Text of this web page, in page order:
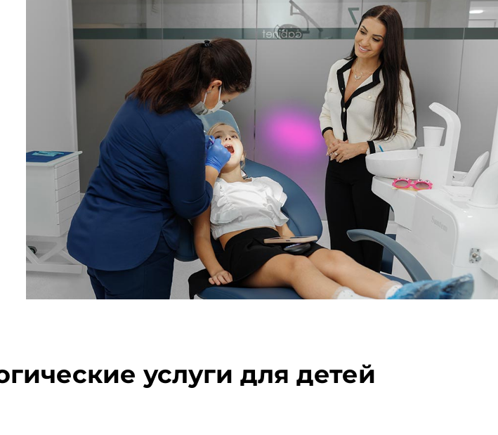
услуги для детей